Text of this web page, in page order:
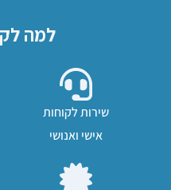
למה
שירות לקוחות
אישי ואנושי